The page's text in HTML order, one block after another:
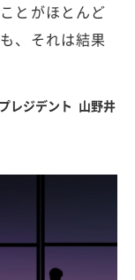
とがほとんど
、それは結果
レジデント 山野井